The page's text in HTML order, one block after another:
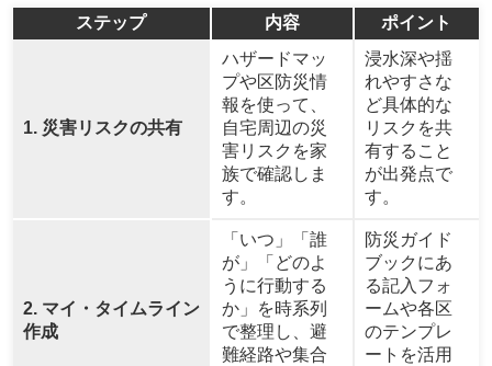
ステップ 内容 ポイント
1. 災害リスクの共有
ハザードマッ
プや区防災情
報を使って、
自宅周辺の災
害リスクを家
族で確認しま
す。
浸水深や揺
れやすさな
ど具体的な
リスクを共
有すること
が出発点で
す。
2. マイ・タイムライン
作成
「いつ」「誰
が」「どのよ
うに行動する
か」を時系列
で整理し、避
難経路や集合
防災ガイド
ブックにあ
る記入フォ
ームや各区
のテンプレ
ートを活用